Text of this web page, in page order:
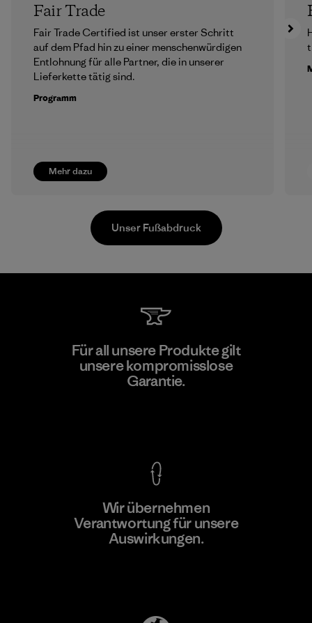
Mehr dazu
Fair Trade
Fair Trade Certified ist unser erster Schritt
auf dem Pfad hin zu einer menschenwürdigen
Entlohnung für alle Partner, die in unserer
Lieferkette tätig sind.
Programm
Mehr dazu
Youngone Namdinh Co., Ltd.
Factory
Unser Fußabdruck
Für all unsere Produkte gilt
unsere kompromisslose
Garantie.
Wir übernehmen
Verantwortung für unsere
Auswirkungen.